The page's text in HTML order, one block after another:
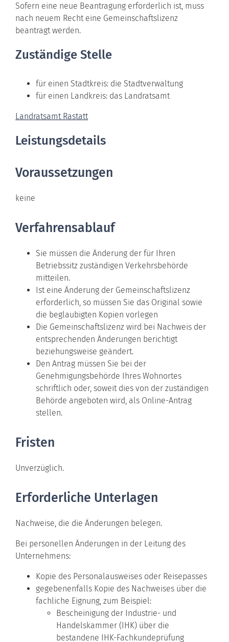
Sofern eine neue Beantragung erforderlich ist, muss
nach neuem Recht eine Gemeinschaftslizenz
beantragt werden.
Zuständige Stelle
für einen Stadtkreis: die Stadtverwaltung
für einen Landkreis: das Landratsamt
Landratsamt Rastatt
Leistungsdetails
Voraussetzungen
keine
Verfahrensablauf
Sie müssen die Änderung der für Ihren
Betriebssitz zuständigen Verkehrsbehörde
mitteilen.
Ist eine Änderung der Gemeinschaftslizenz
erforderlich, so müssen Sie das Original sowie
die beglaubigten Kopien vorlegen
Die Gemeinschaftslizenz wird bei Nachweis der
entsprechenden Änderungen berichtigt
beziehungsweise geändert.
Den Antrag müssen Sie bei der
Genehmigungsbehörde Ihres Wohnortes
schriftlich oder, soweit dies von der zuständigen
Behörde angeboten wird, als Online-Antrag
stellen.
Fristen
Unverzüglich.
Erforderliche Unterlagen
Nachweise, die die Änderungen belegen.
Bei personellen Änderungen in der Leitung des
Unternehmens:
Kopie des Personalausweises oder Reisepasses
gegebenenfalls Kopie des Nachweises über die
fachliche Eignung, zum Beispiel:
Bescheinigung der Industrie- und
Handelskammer (IHK) über die
bestandene IHK-Fachkundeprüfung